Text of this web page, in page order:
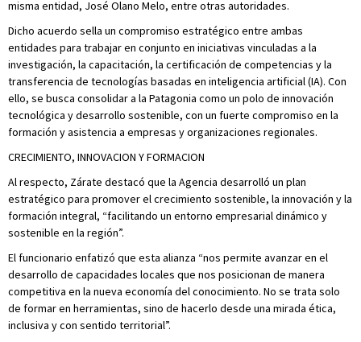
misma entidad, José Olano Melo, entre otras autoridades.
Dicho acuerdo sella un compromiso estratégico entre ambas
entidades para trabajar en conjunto en iniciativas vinculadas a la
investigación, la capacitación, la certificación de competencias y la
transferencia de tecnologías basadas en inteligencia artificial (IA). Con
ello, se busca consolidar a la Patagonia como un polo de innovación
tecnológica y desarrollo sostenible, con un fuerte compromiso en la
formación y asistencia a empresas y organizaciones regionales.
CRECIMIENTO, INNOVACION Y FORMACION
Al respecto, Zárate destacó que la Agencia desarrolló un plan
estratégico para promover el crecimiento sostenible, la innovación y la
formación integral, “facilitando un entorno empresarial dinámico y
sostenible en la región”.
El funcionario enfatizó que esta alianza “nos permite avanzar en el
desarrollo de capacidades locales que nos posicionan de manera
competitiva en la nueva economía del conocimiento. No se trata solo
de formar en herramientas, sino de hacerlo desde una mirada ética,
inclusiva y con sentido territorial”.